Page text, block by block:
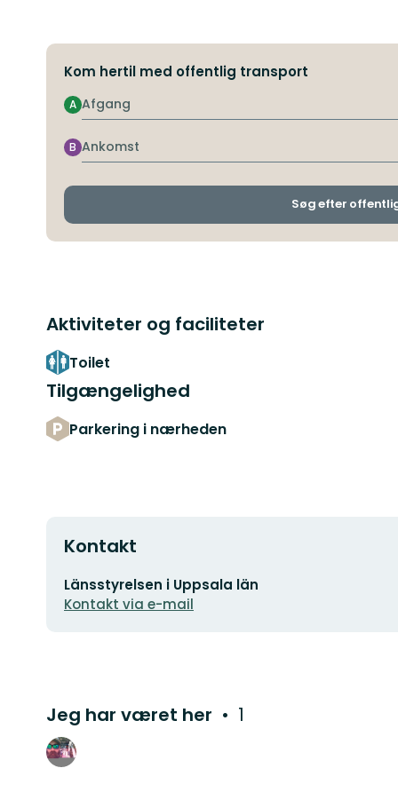
Kom hertil med offentlig transport
Afgang
A
Ankomst
B
Søg efter
Aktiviteter og faciliteter
Toilet
Tilgængelighed
Parkering i nærheden
Kontakt
E-
mailadresse
Länsstyrelsen i Uppsala län
Kontakt via e-mail
Jeg har været her 1